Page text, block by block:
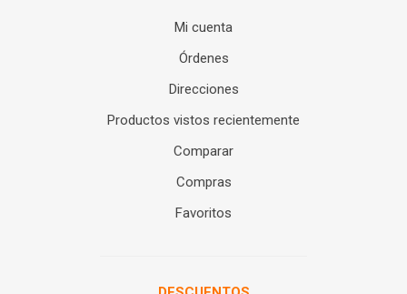
Mi cuenta
Órdenes
Direcciones
Productos vistos recientemente
Comparar
Compras
Favoritos